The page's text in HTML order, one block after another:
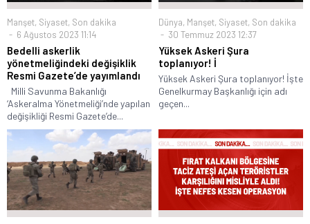
Manşet, Siyaset, Son dakika
6 Ağustos 2023 11:14
Bedelli askerlik
yönetmeliğindeki değişiklik
Resmi Gazete’de yayımlandı
Milli Savunma Bakanlığı
‘Askeralma Yönetmeliği’nde yapılan
değişikliği Resmi Gazete’de...
Dünya, Manşet, Siyaset, Son dakika
30 Temmuz 2023 12:37
Yüksek Askeri Şura
toplanıyor! İ
Yüksek Askeri Şura toplanıyor! İşte
Genelkurmay Başkanlığı için adı
geçen...